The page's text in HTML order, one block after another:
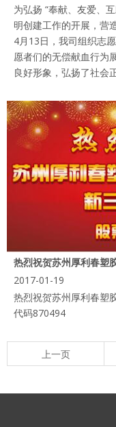
为弘扬 “奉献、友爱、
明创建工作的开展，营
4月13日，我司组织志
愿者们的无偿献血行为
良好形象，弘扬了社会
热烈祝贺苏州厚利春塑
2017-01-19
热烈祝贺苏州厚利春塑
代码870494
上一页